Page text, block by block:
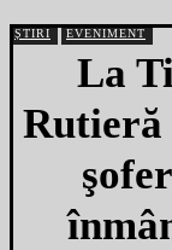
ȘTIRI EVENIMENT
La
Rutieră